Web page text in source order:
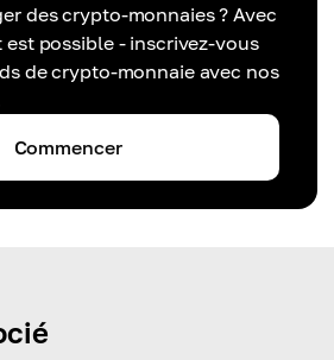
des crypto-monnaies ? Avec
possible - inscrivez-vous
de crypto-monnaie avec nos
Commencer